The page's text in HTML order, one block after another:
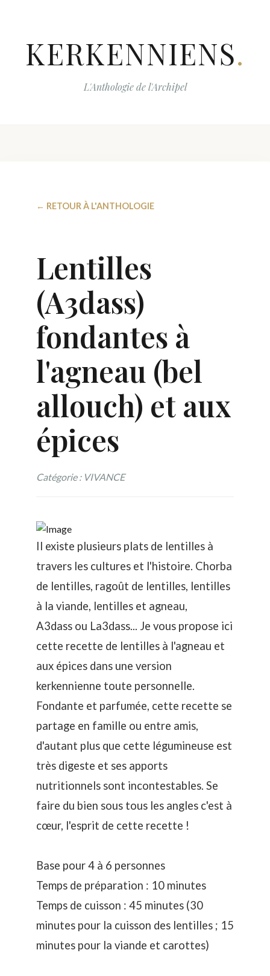
KERKENNIENS.
L'Anthologie de l'Archipel
← RETOUR À L'ANTHOLOGIE
Lentilles
(A3dass)
fondantes à
l'agneau (bel
allouch) et aux
épices
Catégorie : VIVANCE
Il existe plusieurs plats de lentilles à
travers les cultures et l'histoire. Chorba
de lentilles, ragoût de lentilles, lentilles
à la viande, lentilles et agneau,
A3dass ou La3dass... Je vous propose ici
cette recette de lentilles à l'agneau et
aux épices dans une version
kerkennienne toute personnelle.
Fondante et parfumée, cette recette se
partage en famille ou entre amis,
d'autant plus que cette légumineuse est
très digeste et ses apports
nutritionnels sont incontestables. Se
faire du bien sous tous les angles c'est à
cœur, l'esprit de cette recette !
Base pour 4 à 6 personnes
Temps de préparation : 10 minutes
Temps de cuisson : 45 minutes (30
minutes pour la cuisson des lentilles ; 15
minutes pour la viande et carottes)